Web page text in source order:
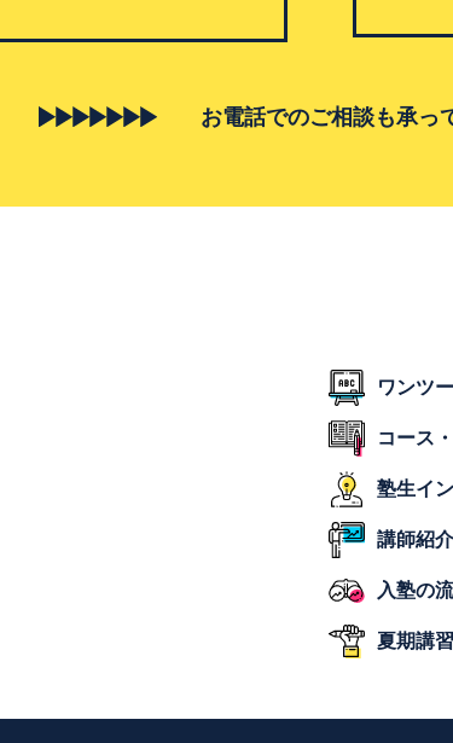
お電話でのご相談も承っ
ワンツ
コース
塾生イ
講師紹介
入塾の
夏期講習